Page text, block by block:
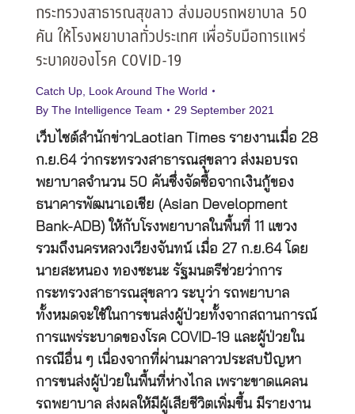
กระทรวงสาธารณสุขลาว ส่งมอบรถพยาบาล 50
คัน ให้โรงพยาบาลทั่วประเทศ เพื่อรับมือการแพร่
ระบาดของโรค COVID-19
Catch Up Look Around The World
By The Intelligence Team 29 September 2021
เว็บไซต์สำนักข่าวLaotian Times รายงานเมื่อ 28
ก.ย.64 ว่ากระทรวงสาธารณสุขลาว ส่งมอบรถ
พยาบาลจำนวน 50 คันซึ่งจัดซื้อจากเงินกู้ของ
ธนาคารพัฒนาเอเชีย (Asian Development
Bank-ADB) ให้กับโรงพยาบาลในพื้นที่ 11 แขวง
รวมถึงนครหลวงเวียงจันทน์ เมื่อ 27 ก.ย.64 โดย
นายสะหนอง ทองซะนะ รัฐมนตรีช่วยว่าการ
กระทรวงสาธารณสุขลาว ระบุว่า รถพยาบาล
ทั้งหมดจะใช้ในการขนส่งผู้ป่วยทั้งจากสถานการณ์
การแพร่ระบาดของโรค COVID-19 และผู้ป่วยใน
กรณีอื่น ๆ เนื่องจากที่ผ่านมาลาวประสบปัญหา
การขนส่งผู้ป่วยในพื้นที่ห่างไกล เพราะขาดแคลน
รถพยาบาล ส่งผลให้มีผู้เสียชีวิตเพิ่มขึ้น มีรายงาน